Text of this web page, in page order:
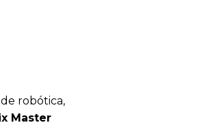
robótica,
Master